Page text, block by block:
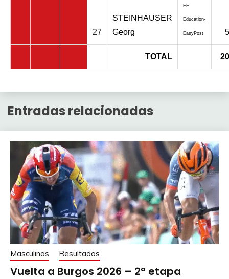
27
STEINHAUSER
Georg
EF
Education-
EasyPost
TOTAL
Entradas relacionadas
Masculinas Resultados
Vuelta a Burgos 2026 – 2ª etapa